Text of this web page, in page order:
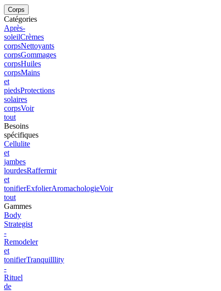
Corps
Catégories
Après-
soleilCrèmes
corpsNettoyants
corpsGommages
corpsHuiles
corpsMains
et
piedsProtections
solaires
corpsVoir
tout
Besoins
spécifiques
Cellulite
et
jambes
lourdesRaffermir
et
tonifierExfolierAromachologieVoir
tout
Gammes
Body
Strategist
-
Remodeler
et
tonifierTranquilllity
-
Rituel
de